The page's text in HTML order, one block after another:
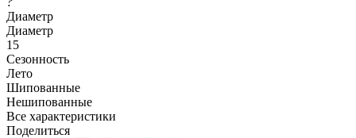
Диаметр
Диаметр
15
Сезонность
Лето
Шипованные
Нешипованные
Все характеристики
Поделиться